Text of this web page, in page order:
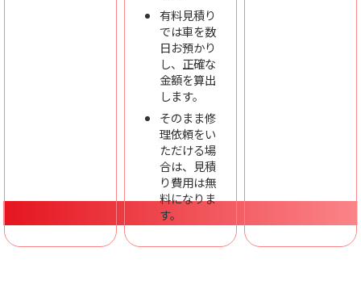
有料見積り
では車を数
日お預かり
し、正確な
金額を算出
します。
そのまま修
理依頼をい
ただける場
合は、見積
り費用は無
料になりま
す。